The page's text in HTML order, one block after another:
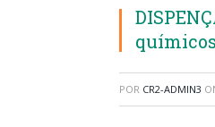
POR CR2-ADMIN3